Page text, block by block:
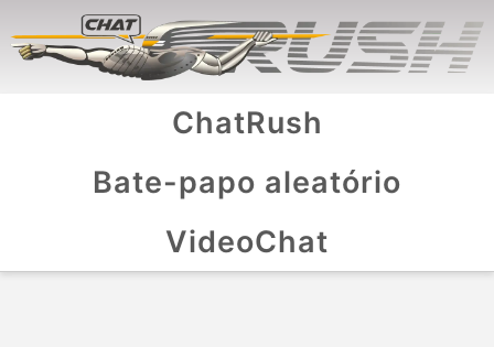
ChatRush
Bate-papo aleatório
VideoChat